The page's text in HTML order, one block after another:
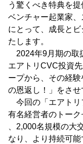
う驚くべき特典を
ベンチャー起業家
にとって、成長と
たします。
2024年9月期の取
エアトリCVC投資
ープから、その経
の恩返し！」をさせ
今回の「エアトリ
有名経営者のトー
、2,000名規模の大
なり、より持続可